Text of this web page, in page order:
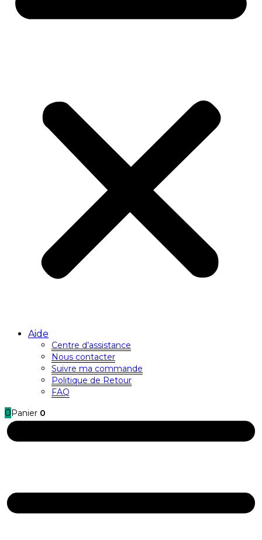
Aide
Centre d’assistance
Nous contacter
Suivre ma commande
Politique de Retour
FAQ
0 Panier 0